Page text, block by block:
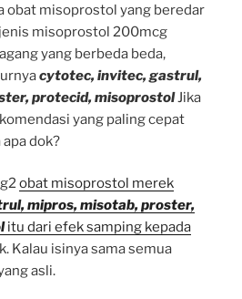
obat misoprostol yang beredar
misoprostol 200mcg
yang berbeda beda,
cytotec, invitec, gastrul,
protecid, misoprostolJika
yang paling cepat
apa dok?
obat misoprostol merek
mipros, misotab, proster,
itu dari efek samping kepada
Kalau isinya sama semua
asli.